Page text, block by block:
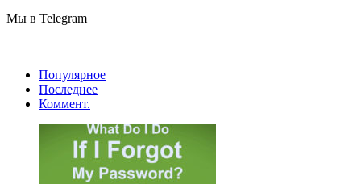
Мы в Telegram
Популярное
Последнее
Коммент.